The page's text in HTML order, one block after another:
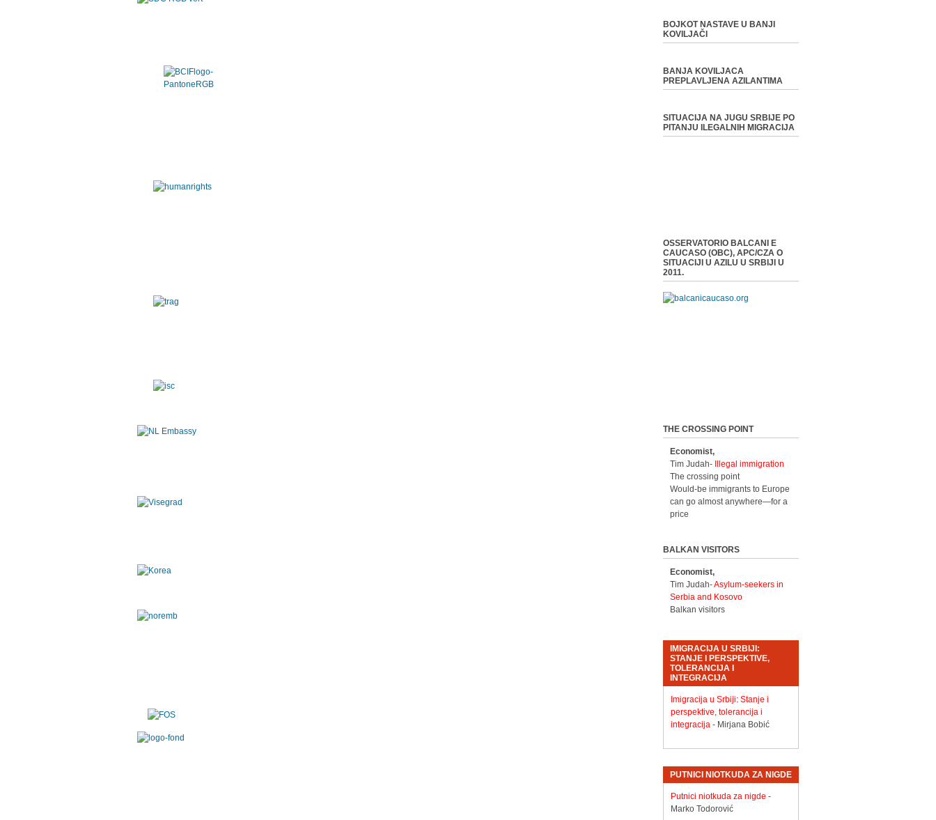
BOJKOT NASTAVE U BANJI
KOVILJAČI
BANJA KOVILJACA
PREPLAVLJENA AZILANTIMA
SITUACIJA NA JUGU SRBIJE PO
PITANJU ILEGALNIH MIGRACIJA
OSSERVATORIO BALCANI E
CAUCASO (OBC), APC/CZA O
SITUACIJI U AZILU U SRBIJI U
2011.
THE CROSSING POINT
Economist,
Tim Judah-
Illegal immigration
The crossing point
Would-be immigrants to Europe
can go almost anywhere—for a
price
BALKAN VISITORS
Economist,
Tim Judah-Asylum-seekers in
Serbia and Kosovo
Balkan visitors
IMIGRACIJA U SRBIJI:
STANJE I PERSPEKTIVE,
TOLERANCIJA I
INTEGRACIJA
Imigracija u Srbiji: Stanje i
perspektive, tolerancija i
integracija- Mirjana Bobić
PUTNICI NIOTKUDA ZA NIGDE
Putnici niotkuda za nigde -
Marko Todorović